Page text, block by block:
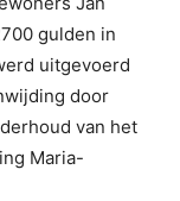
gulden in
uitgevoerd
door
van het
Maria-